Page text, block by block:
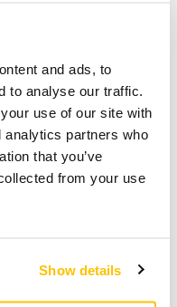
and ads, to
to analyse our traffic.
use of our site with
analytics partners who
that you’ve
from your use
Show details
est estimé entre
pour les palettes de 3
l’heure de la
départs s’effectuent
fériés ou chômés.